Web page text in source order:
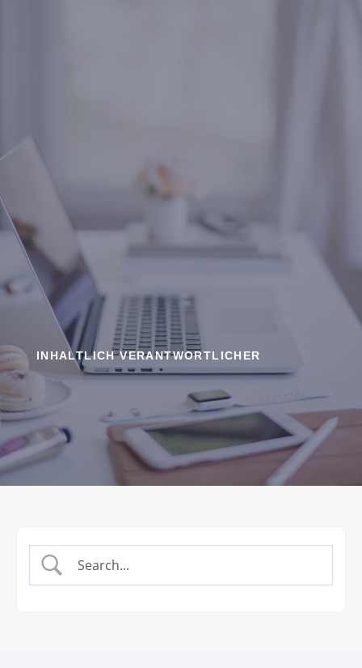
INHALTLICH VERANTWORTLICHER